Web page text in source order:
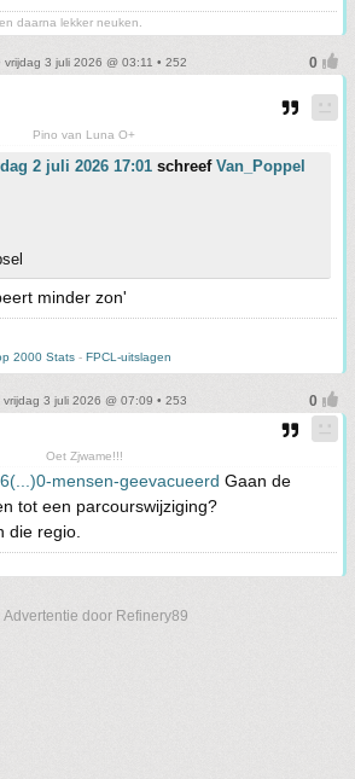
daarna lekker neuken.
vrijdag 3 juli 2026 @ 03:11 • 252
Pino van Luna O+
2 juli 2026 17:01 schreef Van_Poppel
minder zon'
2000 Stats - FPCL-uitslagen
vrijdag 3 juli 2026 @ 07:09 • 253
Oet Zjwame!!!
mensen-geevacueerd Gaan de
tot een parcourswijziging?
die regio.
door Refinery89